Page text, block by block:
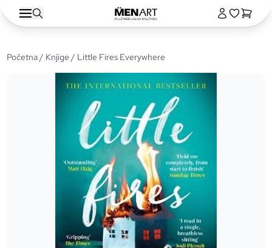
Početna/ Knjige / Little Fires Everywhere